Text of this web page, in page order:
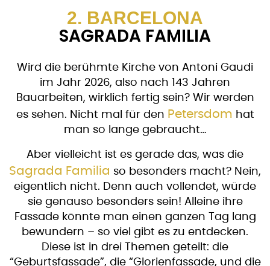
2. BARCELONA
SAGRADA FAMILIA
Wird die berühmte Kirche von Antoni Gaudi
im Jahr 2026, also nach 143 Jahren
Bauarbeiten, wirklich fertig sein? Wir werden
es sehen. Nicht mal für den Petersdom hat
man so lange gebraucht…
Aber vielleicht ist es gerade das, was die
Sagrada Familia so besonders macht? Nein,
eigentlich nicht. Denn auch vollendet, würde
sie genauso besonders sein! Alleine ihre
Fassade könnte man einen ganzen Tag lang
bewundern – so viel gibt es zu entdecken.
Diese ist in drei Themen geteilt: die
“Geburtsfassade”, die “Glorienfassade, und die